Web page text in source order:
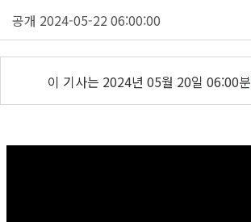
공개 2024-05-22 06:00:00
이 기사는 2024년 05월 20일 06:00분